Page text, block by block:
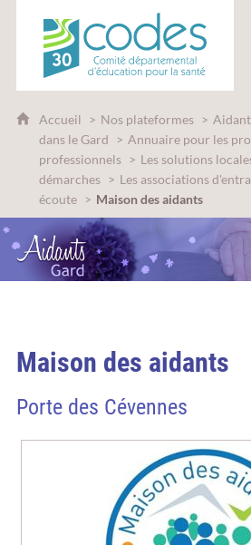
CoDES 30 -
Accueil Nos plateformes
dans le Gard
Annuaire pour les
professionnels
Les solutions
démarches
Les associations
écoute
Maison des aidants
Maison des aidants
Porte des Cévennes